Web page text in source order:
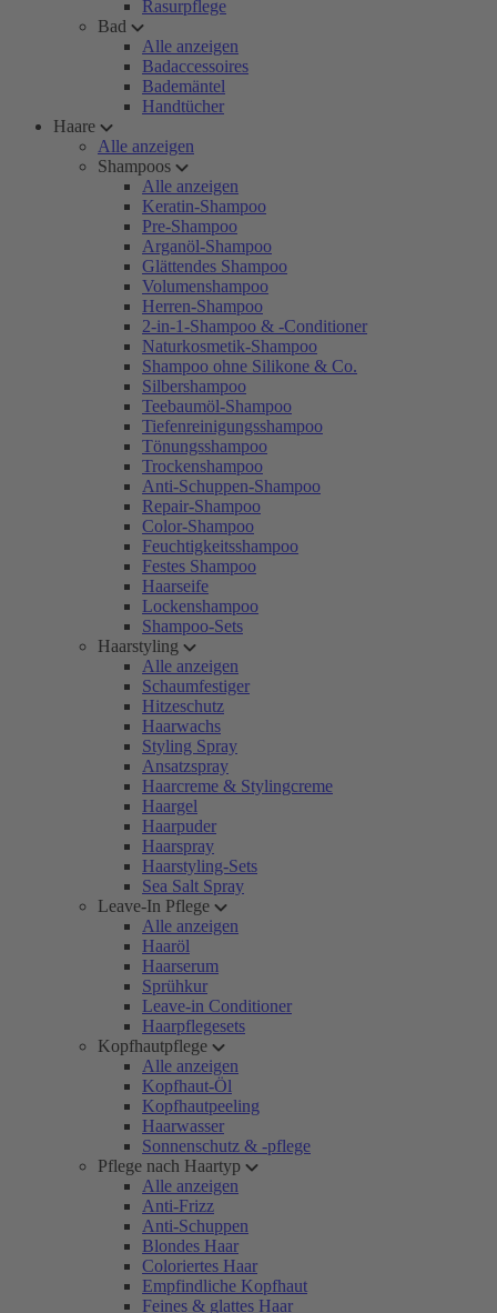
Rasurpflege
Bad
Alle anzeigen
Badaccessoires
Bademäntel
Handtücher
Haare
Alle anzeigen
Shampoos
Alle anzeigen
Keratin-Shampoo
Pre-Shampoo
Arganöl-Shampoo
Glättendes Shampoo
Volumenshampoo
Herren-Shampoo
2-in-1-Shampoo & -Conditioner
Naturkosmetik-Shampoo
Shampoo ohne Silikone & Co.
Silbershampoo
Teebaumöl-Shampoo
Tiefenreinigungsshampoo
Tönungsshampoo
Trockenshampoo
Anti-Schuppen-Shampoo
Repair-Shampoo
Color-Shampoo
Feuchtigkeitsshampoo
Festes Shampoo
Haarseife
Lockenshampoo
Shampoo-Sets
Haarstyling
Alle anzeigen
Schaumfestiger
Hitzeschutz
Haarwachs
Styling Spray
Ansatzspray
Haarcreme & Stylingcreme
Haargel
Haarpuder
Haarspray
Haarstyling-Sets
Sea Salt Spray
Leave-In Pflege
Alle anzeigen
Haaröl
Haarserum
Sprühkur
Leave-in Conditioner
Haarpflegesets
Kopfhautpflege
Alle anzeigen
Kopfhaut-Öl
Kopfhautpeeling
Haarwasser
Sonnenschutz & -pflege
Pflege nach Haartyp
Alle anzeigen
Anti-Frizz
Anti-Schuppen
Blondes Haar
Coloriertes Haar
Empfindliche Kopfhaut
Feines & glattes Haar